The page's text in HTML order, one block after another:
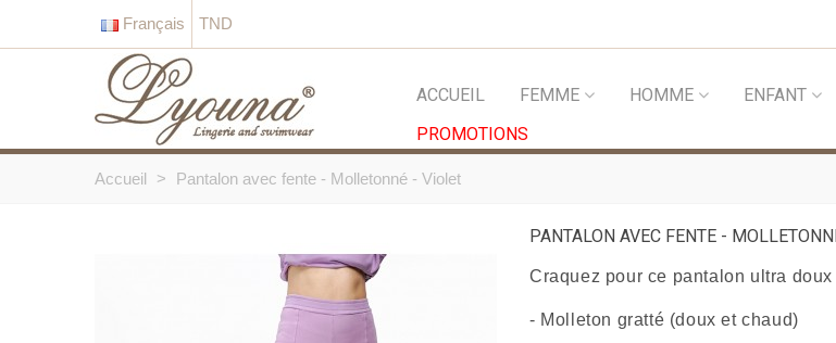
Français TND
ACCUEIL FEMME HOMME ENFANT
PROMOTIONS
Accueil > Pantalon avec fente - Molletonné - Violet
PANTALON AVEC FENTE -
Craquez pour ce pantalon ultra
- Molleton gratté (doux et chaud)